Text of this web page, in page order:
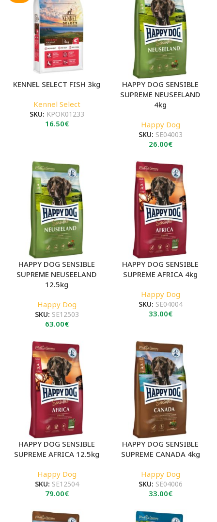
KENNEL SELECT FISH 3kg
Kennel Select
SKU: ΚΡΟΚ01233
16.50€
HAPPY DOG SENSIBLE
SUPREME NEUSEELAND
4kg
Happy Dog
SKU: SE04003
26.00€
HAPPY DOG SENSIBLE
SUPREME NEUSEELAND
12.5kg
Happy Dog
SKU: SE12503
63.00€
HAPPY DOG SENSIBLE
SUPREME AFRICA 4kg
Happy Dog
SKU: SE04004
33.00€
HAPPY DOG SENSIBLE
SUPREME AFRICA 12.5kg
Happy Dog
SKU: SE12504
79.00€
HAPPY DOG SENSIBLE
SUPREME CANADA 4kg
Happy Dog
SKU: SE04006
33.00€